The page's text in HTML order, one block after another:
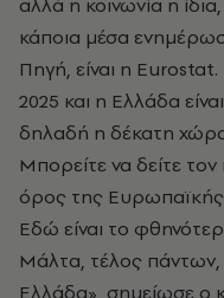
κάποια μέσα
Πηγή, είναι η
2025 και η Ελλάδα
δηλαδή η δέκατη
Μπορείτε να δείτε
όρος της
Εδώ είναι το
Μάλτα, τέλος πάντων,
Ελλάδα», σημείωσε ο